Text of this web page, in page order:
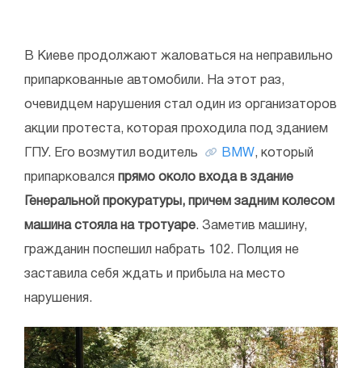
В Киеве продолжают жаловаться на неправильно
припаркованные автомобили. На этот раз,
очевидцем нарушения стал один из организаторов
акции протеста, которая проходила под зданием
ГПУ. Его возмутил водитель BMW, который
припарковался прямо около входа в здание
Генеральной прокуратуры, причем задним колесом
машина стояла на тротуаре. Заметив машину,
гражданин поспешил набрать 102. Полция не
заставила себя ждать и прибыла на место
нарушения.